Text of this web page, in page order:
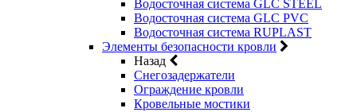
Водосточная система GLC STEEL
Водосточная система GLC PVC
Водосточная система RUPLAST
Элементы безопасности кровли
Назад
Снегозадержатели
Ограждение кровли
Кровельные мостики